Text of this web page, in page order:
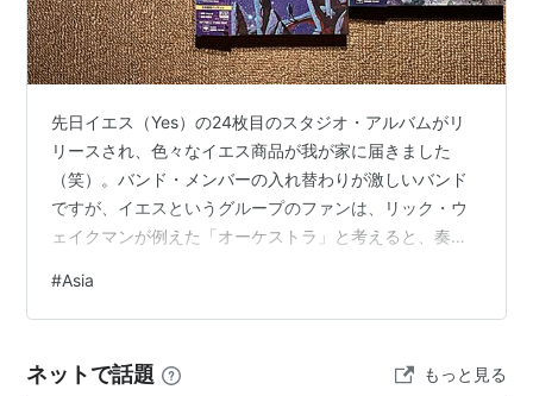
リスト::曲タイトル
先日イエス（Yes）の24枚目のスタジオ・アルバムがリ
リースされ、色々なイエス商品が我が家に届きました
（笑）。バンド・メンバーの入れ替わりが激しいバンド
ですが、イエスというグループのファンは、リック・ウ
ェイクマンが例えた「オーケストラ」と考えると、奏で
を楽しめるから、ファンの私としてはそれで良いと思っ
てます。 さて、今やリーダーとしてイニシアチブを握る
ますね、バンドとして。行かなきゃね。 それはそうと、
#Asia
ネットで話題 もっと見る